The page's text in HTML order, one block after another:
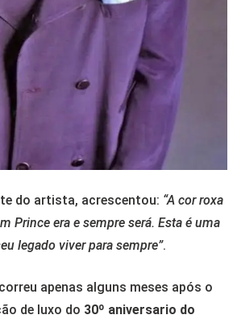
do artista, acrescentou: “A cor roxa
Prince era e sempre será. Esta é uma
legado viver para sempre”.
apenas alguns meses após o
de luxo do 30º aniversario do